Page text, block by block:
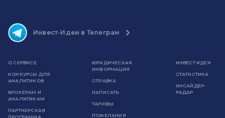
Инвест-Идеи в Телеграм
О СЕРВИСЕ
КОНКУРСЫ ДЛЯ
АНАЛИТИКОВ
БРОКЕРАМ И
АНАЛИТИКАМ
ПАРТНЕРСКАЯ
ПРОГРАММА
ЮРИДИЧЕСКАЯ
ИНФОРМАЦИЯ
СПРАВКА
НАПИСАТЬ
ТАРИФЫ
ПОЖЕЛАНИЯ
ИНВЕСТ ИДЕИ
СТАТИСТИКА
ИНСАЙДЕР-
РАДАР